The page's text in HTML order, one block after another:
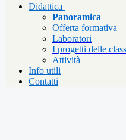
Didattica
Panoramica
Offerta formativa
Laboratori
I progetti delle
Attività
Info utili
Contatti